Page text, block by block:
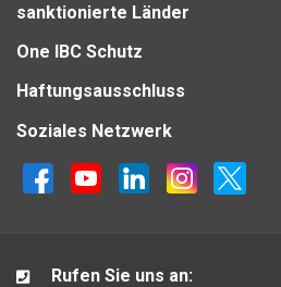
sanktionierte Länder
One IBC Schutz
Haftungsausschluss
Soziales Netzwerk
Rufen Sie uns an: